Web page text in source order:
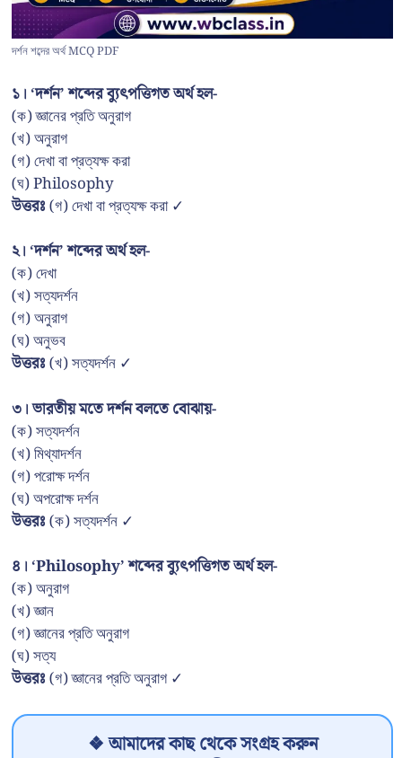
দর্শন শব্দের অর্থ MCQ PDF
১। ‘দর্শন’ শব্দের ব্যুৎপত্তিগত অর্থ হল-
(ক) জ্ঞানের প্রতি অনুরাগ
(খ) অনুরাগ
(গ) দেখা বা প্রত্যক্ষ করা
(ঘ) Philosophy
উত্তরঃ(গ) দেখা বা প্রত্যক্ষ করা ✓
২। ‘দর্শন’ শব্দের অর্থ হল-
(ক) দেখা
(খ) সত্যদর্শন
(গ) অনুরাগ
(ঘ) অনুভব
উত্তরঃ(খ) সত্যদর্শন ✓
৩। ভারতীয় মতে দর্শন বলতে বোঝায়-
(ক) সত্যদর্শন
(খ) মিথ্যাদর্শন
(গ) পরোক্ষ দর্শন
(ঘ) অপরোক্ষ দর্শন
উত্তরঃ(ক) সত্যদর্শন ✓
৪। ‘Philosophy’ শব্দের ব্যুৎপত্তিগত অর্থ হল-
(ক) অনুরাগ
(খ) জ্ঞান
(গ) জ্ঞানের প্রতি অনুরাগ
(ঘ) সত্য
উত্তরঃ(গ) জ্ঞানের প্রতি অনুরাগ ✓
❖ আমাদের কাছ থেকে সংগ্রহ করুন